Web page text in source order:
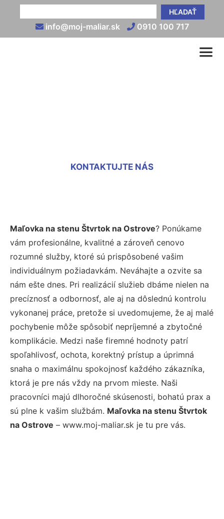
HĽADAŤ
info@moj-maliar.sk 0910 100 717
KONTAKTUJTE NÁS
Maľovka na stenu Štvrtok na Ostrove? Ponúkame
vám profesionálne, kvalitné a zároveň cenovo
rozumné služby, ktoré sú prispôsobené vašim
individuálnym požiadavkám. Neváhajte a ozvite sa
nám ešte dnes. Pri realizácií služieb dbáme nielen na
precíznosť a odbornosť, ale aj na dôslednú kontrolu
vykonanej práce, pretože si uvedomujeme, že aj malé
pochybenie môže spôsobiť nepríjemné a zbytočné
komplikácie. Medzi naše firemné hodnoty patrí
spoľahlivosť, ochota, korektný prístup a úprimná
snaha o maximálnu spokojnosť každého zákazníka,
ktorá je pre nás vždy na prvom mieste. Naši
pracovníci majú dlhoročné skúsenosti, bohatú prax a
sú plne k vašim službám. Maľovka na stenu Štvrtok
na Ostrove – www.moj-maliar.sk je tu pre vás.